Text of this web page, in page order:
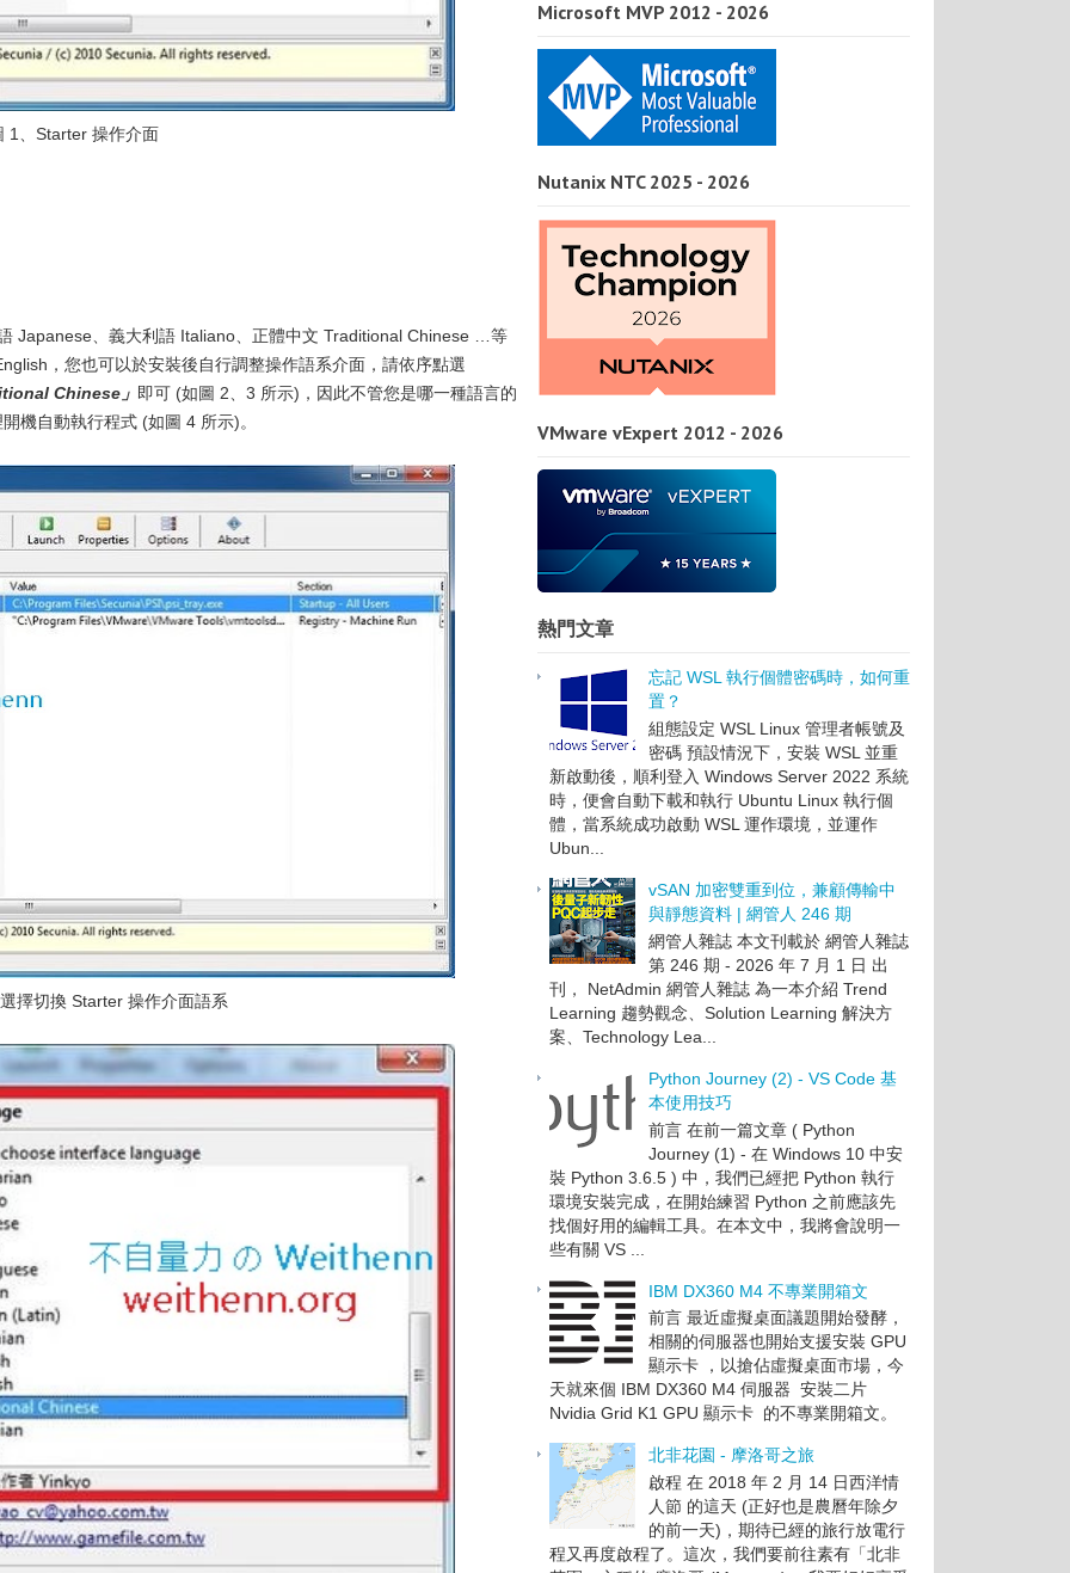
1、Starter 操作介面
Japanese、義大利語 Italiano、正體中文 Traditional Chinese …等
，您也可以於安裝後自行調整操作語系介面，請依序點選
Chinese」 即可 (如圖 2、3 所示)，因此不管您是哪一種語言的
機自動執行程式 (如圖 4 所示)。
擇切換 Starter 操作介面語系
Microsoft MVP 2012 - 2026
Nutanix NTC 2025 - 2026
VMware vExpert 2012 - 2026
熱門文章
忘記 WSL 執行個體密碼時，如何重
置？
組態設定 WSL Linux 管理者帳號及
密碼 預設情況下，安裝 WSL 並重
新啟動後，順利登入 Windows Server 2022 系統
時，便會自動下載和執行 Ubuntu Linux 執行個
體，當系統成功啟動 WSL 運作環境，並運作
Ubun...
vSAN 加密雙重到位，兼顧傳輸中
與靜態資料 | 網管人 246 期
網管人雜誌 本文刊載於 網管人雜誌
第 246 期 - 2026 年 7 月 1 日 出
刊， NetAdmin 網管人雜誌 為一本介紹 Trend
Learning 趨勢觀念、Solution Learning 解決方
案、Technology Lea...
Python Journey (2) - VS Code 基
本使用技巧
前言 在前一篇文章 ( Python
Journey (1) - 在 Windows 10 中安
裝 Python 3.6.5 ) 中，我們已經把 Python 執行
環境安裝完成，在開始練習 Python 之前應該先
找個好用的編輯工具。在本文中，我將會說明一
些有關 VS ...
IBM DX360 M4 不專業開箱文
前言 最近虛擬桌面議題開始發酵，
相關的伺服器也開始支援安裝 GPU
顯示卡 ，以搶佔虛擬桌面市場，今
天就來個 IBM DX360 M4 伺服器 安裝二片
Nvidia Grid K1 GPU 顯示卡 的不專業開箱文。
北非花園 - 摩洛哥之旅
啟程 在 2018 年 2 月 14 日西洋情
人節 的這天 (正好也是農曆年除夕
的前一天)，期待已經的旅行放電行
程又再度啟程了。這次，我們要前往素有「北非